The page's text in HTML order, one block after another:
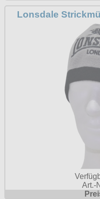
Lonsdale
Art.-